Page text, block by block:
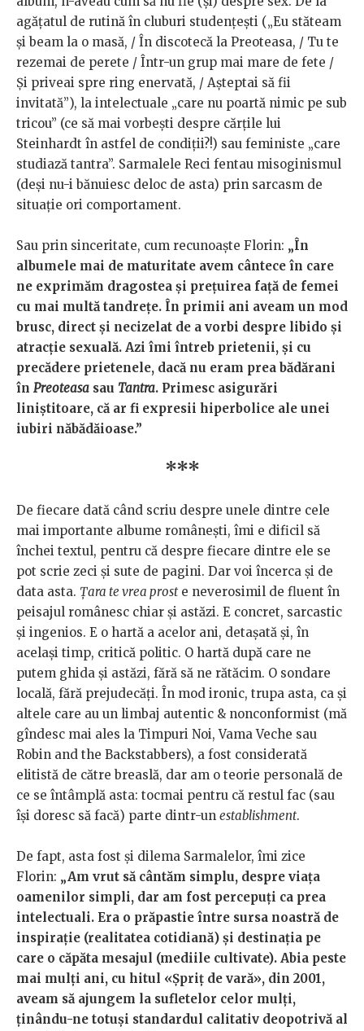
agățatul de rutină în cluburi studențești („Eu stăteam
și beam la o masă, / În discotecă la Preoteasa, / Tu te
rezemai de perete / Într-un grup mai mare de fete /
Și priveai spre ring enervată, / Așteptai să fii
invitată”), la intelectuale „care nu poartă nimic pe sub
tricou” (ce să mai vorbești despre cărțile lui
Steinhardt în astfel de condiții?!) sau feministe „care
studiază tantra”. Sarmalele Reci fentau misoginismul
(deși nu-i bănuiesc deloc de asta) prin sarcasm de
situație ori comportament.
Sau prin sinceritate, cum recunoaște Florin: „În
albumele mai de maturitate avem cântece în care
ne exprimăm dragostea și prețuirea față de femei
cu mai multă tandrețe. În primii ani aveam un mod
brusc, direct și necizelat de a vorbi despre libido și
atracție sexuală. Azi îmi întreb prietenii, și cu
precădere prietenele, dacă nu eram prea bădărani
în Preoteasa sau Tantra. Primesc asigurări
liniștitoare, că ar fi expresii hiperbolice ale unei
iubiri năbădăioase.”
***
De fiecare dată când scriu despre unele dintre cele
mai importante albume românești, îmi e dificil să
închei textul, pentru că despre fiecare dintre ele se
pot scrie zeci și sute de pagini. Dar voi încerca și de
data asta. Țara te vrea proste neverosimil de fluent în
peisajul românesc chiar și astăzi. E concret, sarcastic
și ingenios. E o hartă a acelor ani, detașată și, în
același timp, critică politic. O hartă după care ne
putem ghida şi astăzi, fără să ne rătăcim. O sondare
locală, fără prejudecăți. În mod ironic, trupa asta, ca și
altele care au un limbaj autentic & nonconformist (mă
gîndesc mai ales la Timpuri Noi, Vama Veche sau
Robin and the Backstabbers), a fost considerată
elitistă de către breaslă, dar am o teorie personală de
ce se întâmplă asta: tocmai pentru că restul fac (sau
îşi doresc să facă) parte dintr-un establishment.
De fapt, asta fost și dilema Sarmalelor, îmi zice
Florin: „Am vrut să cântăm simplu, despre viața
oamenilor simpli, dar am fost percepuți ca prea
intelectuali. Era o prăpastie între sursa noastră de
inspirație (realitatea cotidiană) și destinația pe
care o căpăta mesajul (mediile cultivate). Abia peste
mai mulți ani, cu hitul «Șpriț de vară», din 2001,
aveam să ajungem la sufletelor celor mulți,
ținându-ne totuși standardul calitativ deopotrivă al